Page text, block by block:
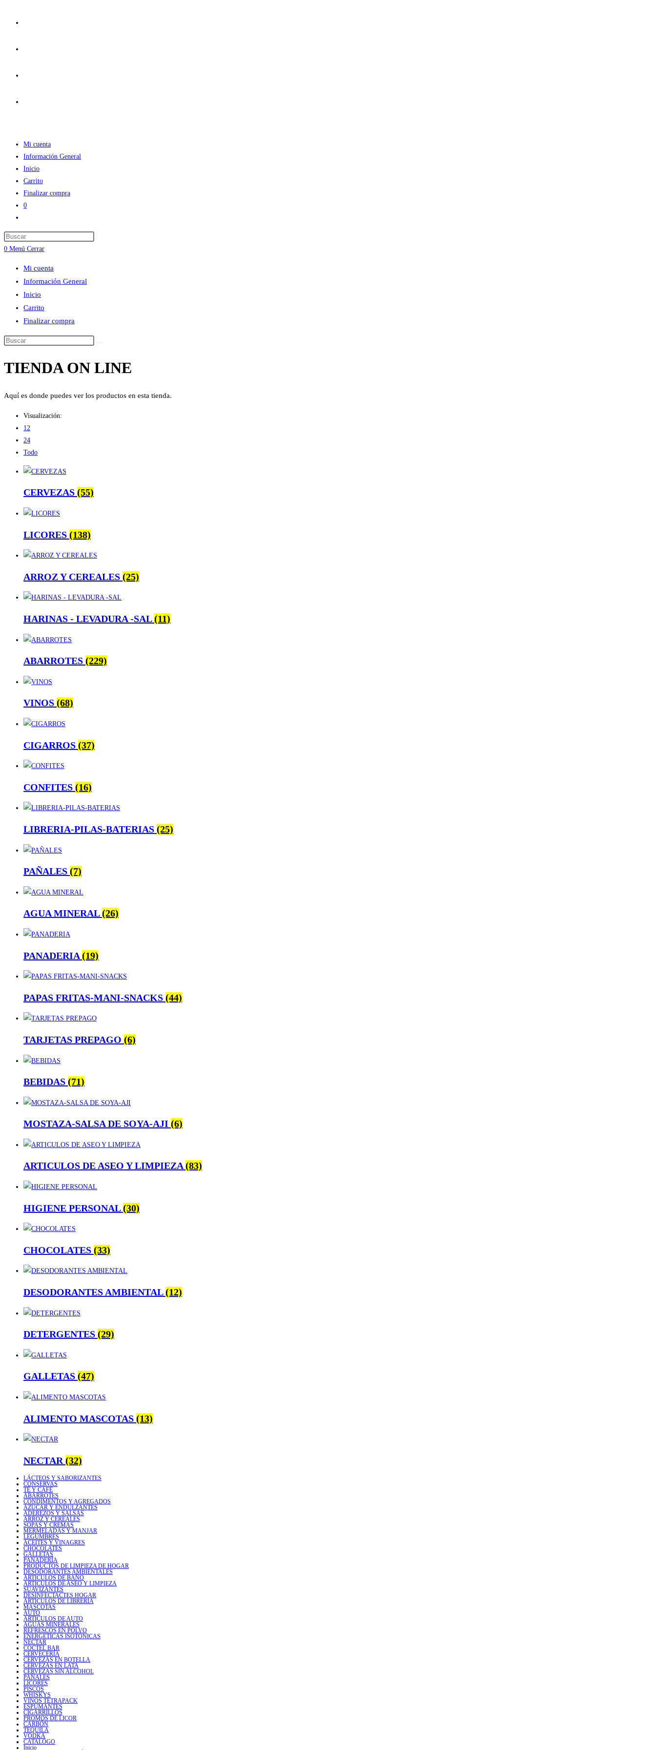
Mi cuenta
Información General
Inicio
Carrito
Finalizar compra
0
de
la
web
0 Menú Cerrar
Mi cuenta
Información General
Inicio
Carrito
Finalizar compra
Buscar
esta
TIENDA ON LINE
Aquí es donde puedes ver los productos en esta tienda.
Visualización:
12
24
Todo
CERVEZAS (55)
LICORES (138)
ARROZ Y CEREALES (25)
HARINAS - LEVADURA -SAL(11)
ABARROTES (229)
VINOS (68)
CIGARROS (37)
CONFITES (16)
LIBRERIA-PILAS-BATERIAS (25)
PAÑALES (7)
AGUA MINERAL(26)
PANADERIA(19)
PAPAS FRITAS-MANI-SNACKS (44)
TARJETAS PREPAGO (6)
BEBIDAS (71)
MOSTAZA-SALSA DE SOYA-AJI (6)
ARTICULOS DE ASEO Y LIMPIEZA(83)
HIGIENE PERSONAL(30)
CHOCOLATES (33)
DESODORANTES AMBIENTAL(12)
DETERGENTES (29)
GALLETAS (47)
ALIMENTO MASCOTAS (13)
NECTAR (32)
LÁCTEOS Y SABORIZANTES
CONSERVAS
TÉ Y CAFÉ
ABARROTES
CONDIMENTOS Y AGREGADOS
AZÚCAR Y ENDULZANTES
ADEREZOS Y SALSAS
ARROZ Y CEREALES
SOPAS Y CREMAS
MERMELADAS Y MANJAR
LEGUMBRES
ACEITES Y VINAGRES
CHOCOLATES
GALLETAS
PANADERÍA
PRODUCTOS DE LIMPIEZA DE HOGAR
DESODORANTES AMBIENTALES
ARTICULOS DE BAÑO
ARTICULOS DE ASEO Y LIMPIEZA
SUAVIZANTES
DESINFECTACTES HOGAR
ARTICULOS DE LIBRERIA
MASCOTAS
AUTO
ARTICULOS DE AUTO
AGUAS MINERALES
REFRESCOS EN POLVO
ENERGÉTICAS ISOTÓNICAS
NÉCTAR
COCTEL BAR
CERVECERÍA
CERVEZAS EN BOTELLA
CERVEZAS EN LATA
CERVEZAS SIN ALCOHOL
PAÑALES
LICORES
PISCOS
WHISKYS
VINOS TETRAPACK
ESPUMANTES
CIGARRILLOS
PROMOS DE LICOR
CARBÓN
TEQUILA
VODKA
CATALOGO
Inicio